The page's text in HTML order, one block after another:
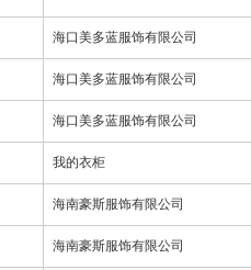
海口美多蓝服饰有限公司
海口美多蓝服饰有限公司
海口美多蓝服饰有限公司
我的衣柜
海南豪斯服饰有限公司
海南豪斯服饰有限公司